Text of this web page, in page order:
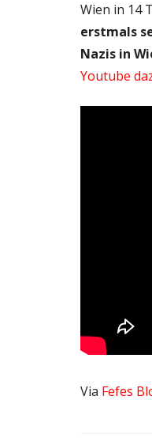
Wien in 14
erstmals
Nazis in
Youtube
Via Fefes